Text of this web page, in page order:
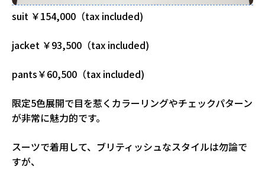
suit ￥154,000（tax included)
jacket ￥93,500（tax included)
pants￥60,500（tax included)
限定5色展開で目を惹くカラーリングやチェックパターン
が非常に魅力的です。
スーツで着用して、ブリティッシュなスタイルは勿論で
すが、